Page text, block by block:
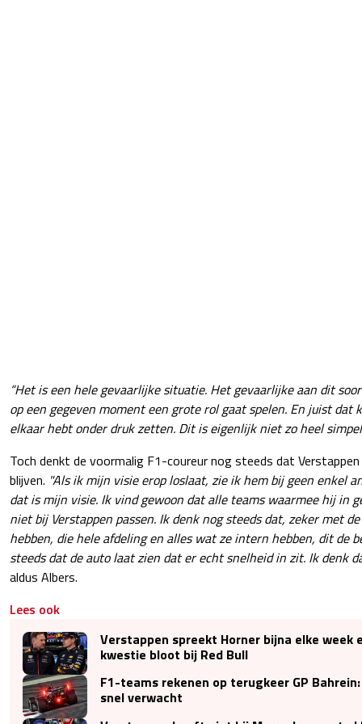
“Het is een hele gevaarlijke situatie. Het gevaarlijke aan dit
op een gegeven moment een grote rol gaat spelen. En juist dat
elkaar hebt onder druk zetten. Dit is eigenlijk niet zo heel
Toch denkt de voormalig F1-coureur nog steeds dat
blijven. "Als ik mijn visie erop loslaat, zie ik hem bij geen enkel
dat is mijn visie. Ik vind gewoon dat alle teams waarmee hij in
niet bij Verstappen passen. Ik denk nog steeds dat, zeker met
hebben, die hele afdeling en alles wat ze intern hebben, dit de
steeds dat de auto laat zien dat er echt snelheid in zit. Ik denk
aldus Albers.
Lees ook
Verstappen spreekt Horner bijna elke week
kwestie bloot bij Red Bull
F1-teams rekenen op terugkeer GP
snel verwacht